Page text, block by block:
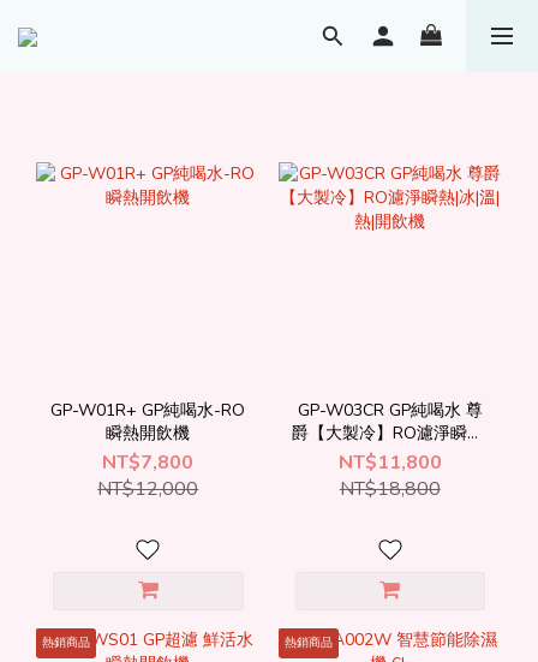
GP-W01R+ GP純喝水-RO
瞬熱開飲機
NT$7,800
NT$12,000
GP-W03CR GP純喝水 尊
爵【大製冷】RO濾淨瞬熱|
冰|溫|熱|開飲機
NT$11,800
NT$18,800
熱銷商品 熱銷商品